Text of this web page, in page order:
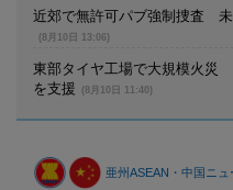
近郊で無許可パブ強制捜査
(8月10日 13:06)
東部タイヤ工場で大規模火災
を支援
(8月10日 11:40)
亜州ASEAN・中国ニュ